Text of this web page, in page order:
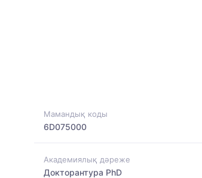
Мамандық коды
6D075000
Академиялық дәреже
Докторантура PhD